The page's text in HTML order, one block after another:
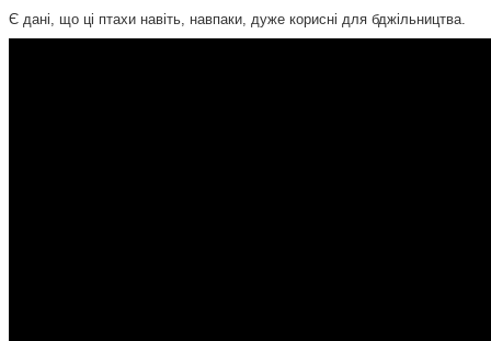
Є дані, що ці птахи навіть, навпаки, дуже корисні для бджільництва.